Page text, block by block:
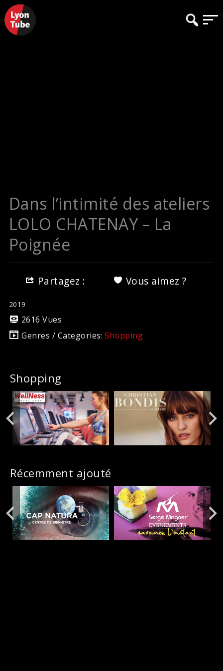
Dans l’intimité des ateliers
LOLO CHATENAY – La
Poignée
Partagez : Vous aimez ?
2019
2616 Vues
Genres / Categories:Shopping
Shopping
Récemment ajouté